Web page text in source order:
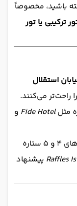
باشید، مخصوصاً
نوروز 1406، تور ترکیبی یا تور
استقلال
راحت‌تر می‌کنند.
Fide Hotel و
برای سفر لوکس یا خانوادگی: هتل‌های ۴ و ۵ ستاره
Raffles پیشنهاد